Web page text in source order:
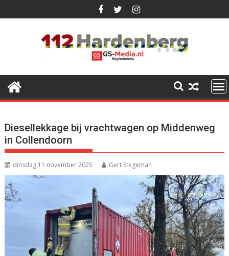
naar
Diesellekkage bij vrachtwagen op Middenweg
in Collendoorn
dinsdag 11 november 2025 Gert Stegeman